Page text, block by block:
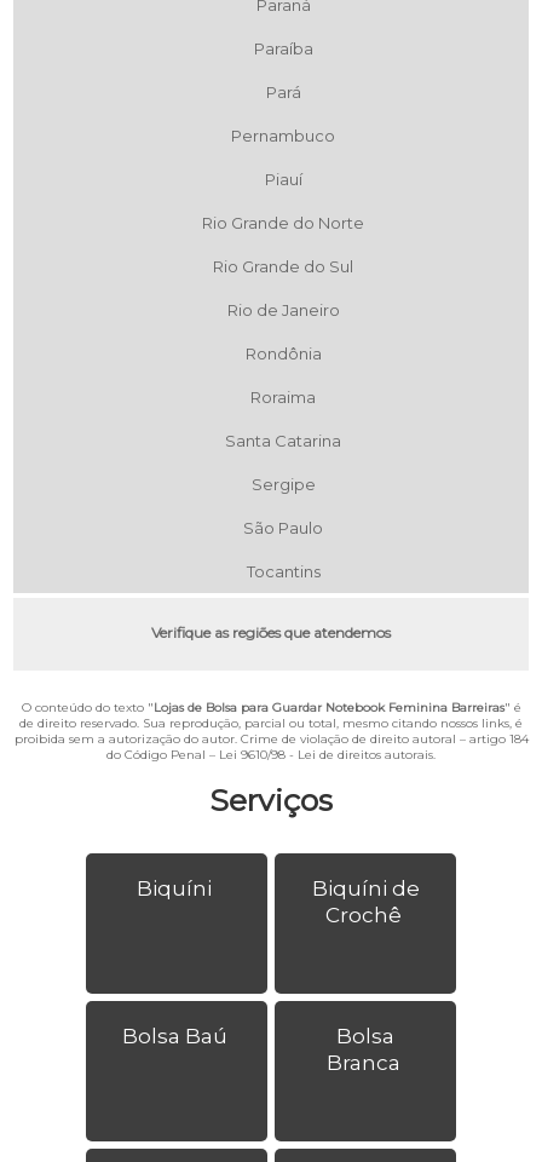
Serviços
Biquíni
Biquíni de
Crochê
Bolsa Baú
Bolsa
Branca
Paraná
Paraíba
Pará
Pernambuco
Piauí
Rio Grande do Norte
Rio Grande do Sul
Rio de Janeiro
Rondônia
Roraima
Santa Catarina
Sergipe
São Paulo
Tocantins
Verifique as regiões que atendemos
O conteúdo do texto "Lojas de Bolsa para Guardar Notebook Feminina Barreiras" é
de direito reservado. Sua reprodução, parcial ou total, mesmo citando nossos links, é
proibida sem a autorização do autor. Crime de violação de direito autoral – artigo 184
do Código Penal – Lei 9610/98 - Lei de direitos autorais.